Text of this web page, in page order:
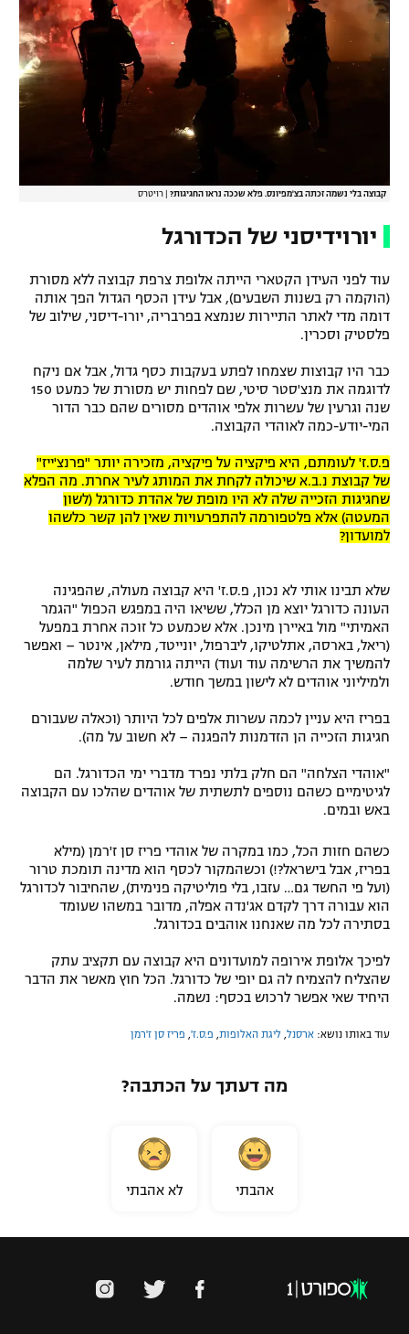
קבוצה בלי נשמה זכתה בצ'מפיונס. פלא שככה נראו החגיגות? רויטרס
יורוידיסני של הכדורגל
עוד לפני העידן הקטארי הייתה אלופת צרפת קבוצה ללא מסורת
(הוקמה רק בשנות השבעים), אבל עידן הכסף הגדול הפך אותה
דומה מדי לאתר התיירות שנמצא בפרבריה, יורו-דיסני, שילוב של
פלסטיק וסכרין.
כבר היו קבוצות שצמחו לפתע בעקבות כסף גדול, אבל אם ניקח
לדוגמה את מנצ'סטר סיטי, שם לפחות יש מסורת של כמעט 150
שנה וגרעין של עשרות אלפי אוהדים מסורים שהם כבר הדור
המי-יודע-כמה לאוהדי הקבוצה.
פ.ס.ז' לעומתם, היא פיקציה על פיקציה, מזכירה יותר "פרנצ'ייז"
של קבוצת נ.ב.א שיכולה לקחת את המותג לעיר אחרת. מה הפלא
שחגיגות הזכייה שלה לא היו מופת של אהדת כדורגל (לשון
המעטה) אלא פלטפורמה להתפרעויות שאין להן קשר כלשהו
למועדון?
שלא תבינו אותי לא נכון, פ.ס.ז' היא קבוצה מעולה, שהפגינה
העונה כדורגל יוצא מן הכלל, ששיאו היה במפגש הכפול "הגמר
האמיתי" מול באיירן מינכן. אלא שכמעט כל זוכה אחרת במפעל
(ריאל, בארסה, אתלטיקו, ליברפול, יונייטד, מילאן, אינטר – ואפשר
להמשיך את הרשימה עוד ועוד) הייתה גורמת לעיר שלמה
ולמיליוני אוהדים לא לישון במשך חודש.
בפריז היא עניין לכמה עשרות אלפים לכל היותר (וכאלה שעבורם
חגיגות הזכייה הן הזדמנות להפגנה – לא חשוב על מה).
"אוהדי הצלחה" הם חלק בלתי נפרד מדברי ימי הכדורגל. הם
לגיטימיים כשהם נוספים לתשתית של אוהדים שהלכו עם הקבוצה
באש ובמים.
כשהם חזות הכל, כמו במקרה של אוהדי פריז סן ז'רמן (מילא
בפריז, אבל בישראל?!) וכשהמקור לכסף הוא מדינה תומכת טרור
(ועל פי החשד גם… עזבו, בלי פוליטיקה פנימית), שהחיבור לכדורגל
הוא עבורה דרך לקדם אג'נדה אפלה, מדובר במשהו שעומד
בסתירה לכל מה שאנחנו אוהבים בכדורגל.
לפיכך אלופת אירופה למועדונים היא קבוצה עם תקציב עתק
שהצליח להצמיח לה גם יופי של כדורגל. הכל חוץ מאשר את הדבר
היחיד שאי אפשר לרכוש בכסף: נשמה.
עוד באותו נושא: ארסנל ליגת האלופות פ.ס.ז' פריז סן ז'רמן
מה דעתך על הכתבה?
אהבתי לא אהבתי